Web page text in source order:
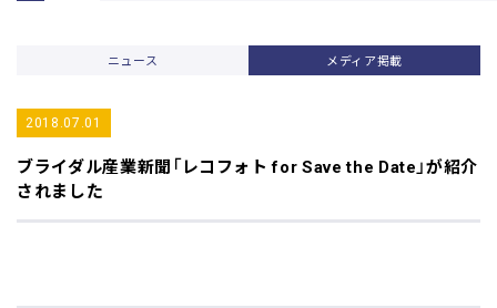
ニュース メディア掲載
2018.07.01
ブライダル産業新聞 「レコフォト for Save the Date」が紹介
されました